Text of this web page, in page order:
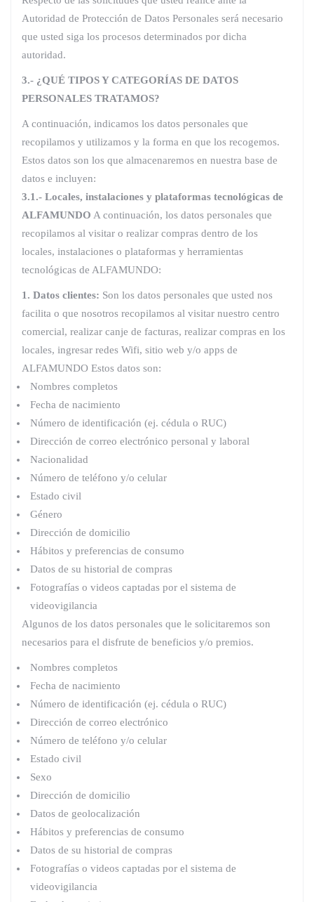
Autoridad de Protección de Datos Personales será necesario
que usted siga los procesos determinados por dicha
autoridad.
3.- ¿QUÉ TIPOS Y CATEGORÍAS DE DATOS
PERSONALES TRATAMOS?
A continuación, indicamos los datos personales que
recopilamos y utilizamos y la forma en que los recogemos.
Estos datos son los que almacenaremos en nuestra base de
datos e incluyen:
3.1.- Locales, instalaciones y plataformas tecnológicas de
ALFAMUNDO A continuación, los datos personales que
recopilamos al visitar o realizar compras dentro de los
locales, instalaciones o plataformas y herramientas
tecnológicas de ALFAMUNDO:
1. Datos clientes: Son los datos personales que usted nos
facilita o que nosotros recopilamos al visitar nuestro centro
comercial, realizar canje de facturas, realizar compras en los
locales, ingresar redes Wifi, sitio web y/o apps de
ALFAMUNDO Estos datos son:
Nombres completos
Fecha de nacimiento
Número de identificación (ej. cédula o RUC)
Dirección de correo electrónico personal y laboral
Nacionalidad
Número de teléfono y/o celular
Estado civil
Género
Dirección de domicilio
Hábitos y preferencias de consumo
Datos de su historial de compras
Fotografías o videos captadas por el sistema de
videovigilancia
Algunos de los datos personales que le solicitaremos son
necesarios para el disfrute de beneficios y/o premios.
Nombres completos
Fecha de nacimiento
Número de identificación (ej. cédula o RUC)
Dirección de correo electrónico
Número de teléfono y/o celular
Estado civil
Sexo
Dirección de domicilio
Datos de geolocalización
Hábitos y preferencias de consumo
Datos de su historial de compras
Fotografías o videos captadas por el sistema de
videovigilancia